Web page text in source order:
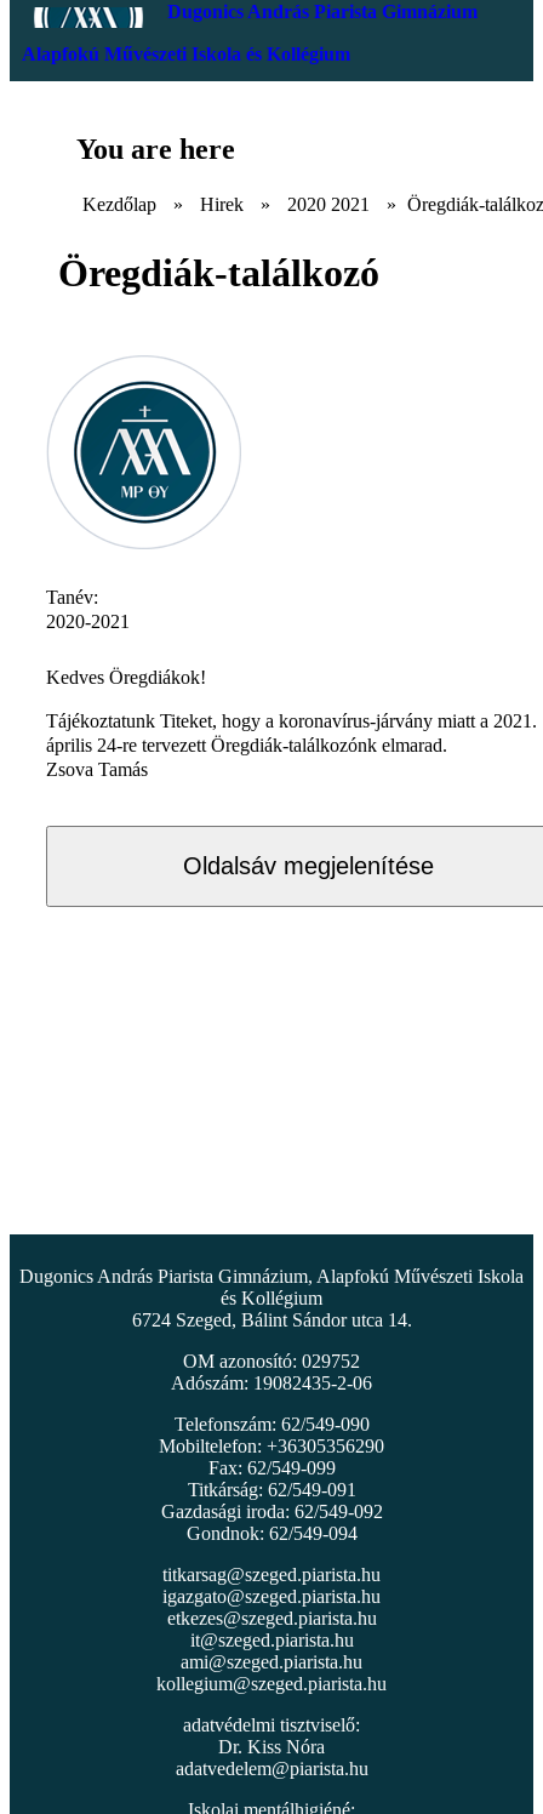
Dugonics András Piarista Gimnázium
Alapfokú Művészeti Iskola és Kollégium
You are here
Kezdőlap » Hirek » 2020 2021 » Öregdiák-
Öregdiák-találkozó
Tanév:
2020-2021
Kedves Öregdiákok!
Tájékoztatunk Titeket, hogy a koronavírus-járvány miatt a 2021.
április 24-re tervezett Öregdiák-találkozónk elmarad.
Zsova Tamás
Oldalsáv megjelenítése
Dugonics András Piarista Gimnázium, Alapfokú Művészeti Iskola
és Kollégium
6724 Szeged, Bálint Sándor utca 14.
OM azonosító: 029752
Adószám: 19082435-2-06
Telefonszám: 62/549-090
Mobiltelefon: +36305356290
Fax: 62/549-099
Titkárság: 62/549-091
Gazdasági iroda: 62/549-092
Gondnok: 62/549-094
titkarsag@szeged.piarista.hu
igazgato@szeged.piarista.hu
etkezes@szeged.piarista.hu
it@szeged.piarista.hu
ami@szeged.piarista.hu
kollegium@szeged.piarista.hu
adatvédelmi tisztviselő:
Dr. Kiss Nóra
adatvedelem@piarista.hu
Iskolai mentálhigiéné: